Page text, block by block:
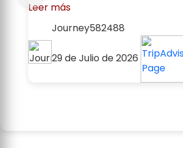
Leer más
FERNANDO FELIX D
24 de Julio de 2026